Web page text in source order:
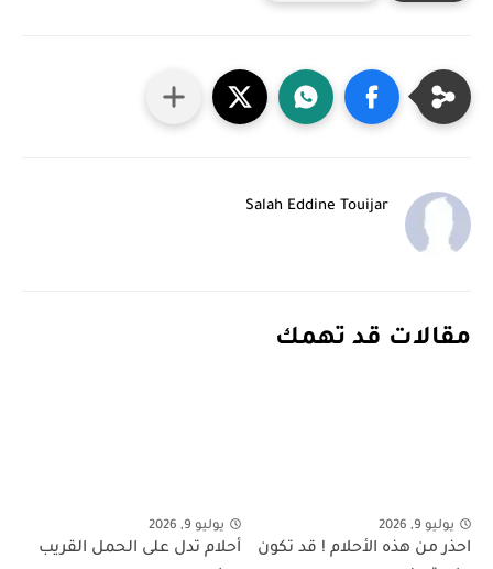
Salah Eddine Touijar
مقالات قد تهمك
يوليو 9, 2026
احذر من هذه الأحلام ! قد تكون
يوليو 9, 2026
أحلام تدل على الحمل القريب